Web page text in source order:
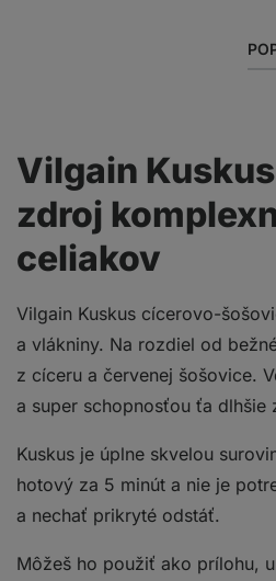
Vilgain
zdroj
celiakov
Vilgain Kuskus cícerovo-
a vlákniny. Na rozdiel od
z cíceru a červenej šošovice.
a super schopnosťou ťa dlhšie
Kuskus je úplne skvelou
hotový za 5 minút a nie je
a nechať prikryté odstáť.
Môžeš ho použiť ako prílohu,